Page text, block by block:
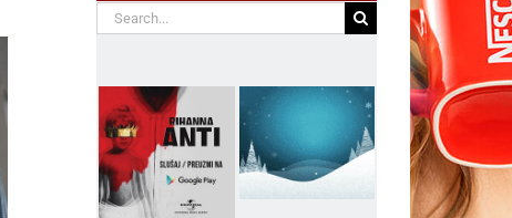
Search
for: